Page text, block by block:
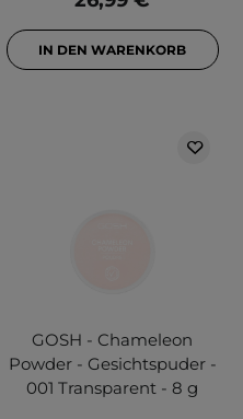
IN DEN WARENKORB
GOSH - Chameleon
Powder - Gesichtspuder -
001 Transparent - 8 g